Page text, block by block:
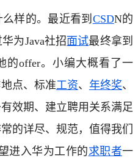
样的。最近看到 CSDN的
为Java社招面试最终拿到
的offer。小编大概看了一
点、标准工资、 年终奖、
效期、建立聘用关系满足
的详尽、规范，值得我们
进入华为工作的求职者一